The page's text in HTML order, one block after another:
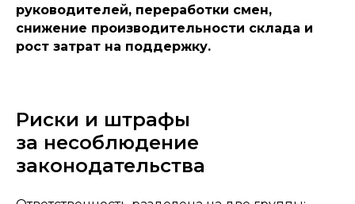
руководителей, переработки смен,
снижение производительности склада и
рост затрат на поддержку.
Риски и штрафы
за несоблюдение
законодательства